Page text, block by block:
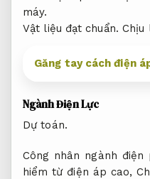
máy.
Vật liệu đạt chuẩn. Chịu
Găng tay cách điện
Ngành Điện Lực
Dự toán.
Công nhân ngành
hiểm từ điện áp cao,